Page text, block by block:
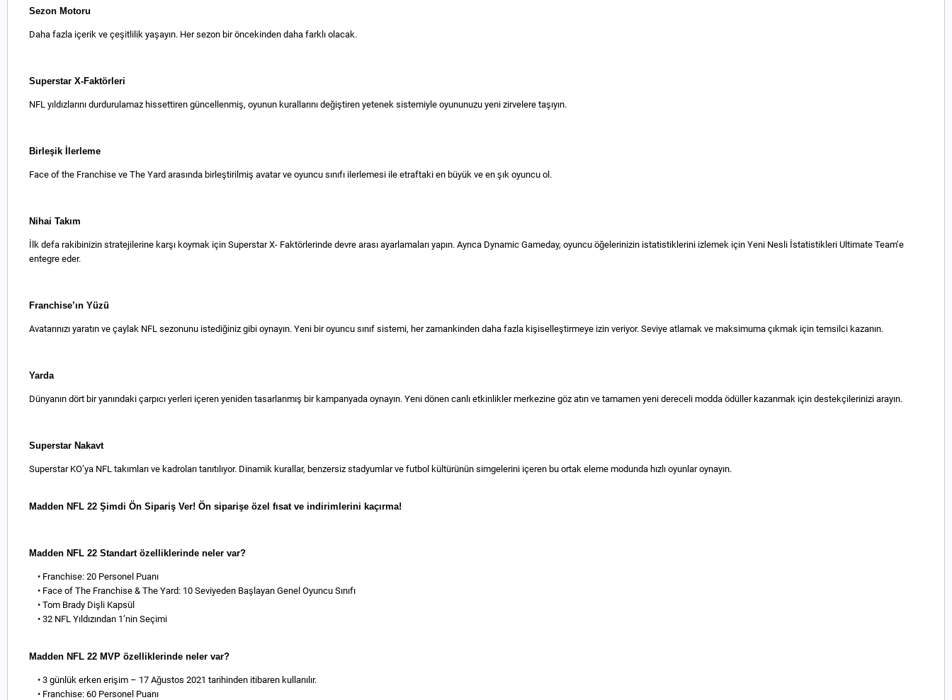
Sezon Motoru
Daha fazla içerik ve çeşitlilik yaşayın. Her sezon bir öncekinden daha farklı olacak.
Superstar X-Faktörleri
NFL yıldızlarını durdurulamaz hissettiren güncellenmiş, oyunun kurallarını değiştiren yetenek sistemiyle oyununuzu yeni zirvelere taşıyın.
Birleşik İlerleme
Face of the Franchise ve The Yard arasında birleştirilmiş avatar ve oyuncu sınıfı ilerlemesi ile etraftaki en büyük ve en şık oyuncu ol.
Nihai Takım
İlk defa rakibinizin stratejilerine karşı koymak için Superstar X- Faktörlerinde devre arası ayarlamaları yapın. Ayrıca Dynamic Gameday, oyuncu öğelerinizin istatistiklerini izlemek için Yeni Nesli İstatistikleri Ultimate Team’e
entegre eder.
Franchise’ın Yüzü
Avatarınızı yaratın ve çaylak NFL sezonunu istediğiniz gibi oynayın. Yeni bir oyuncu sınıf sistemi, her zamankinden daha fazla kişiselleştirmeye izin veriyor. Seviye atlamak ve maksimuma çıkmak için temsilci kazanın.
Yarda
Dünyanın dört bir yanındaki çarpıcı yerleri içeren yeniden tasarlanmış bir kampanyada oynayın. Yeni dönen canlı etkinlikler merkezine göz atın ve tamamen yeni dereceli modda ödüller kazanmak için destekçilerinizi arayın.
Superstar Nakavt
Superstar KO’ya NFL takımları ve kadroları tanıtılıyor. Dinamik kurallar, benzersiz stadyumlar ve futbol kültürünün simgelerini içeren bu ortak eleme modunda hızlı oyunlar oynayın.
Madden NFL 22 Şimdi Ön Sipariş Ver! Ön siparişe özel fısat ve indirimlerini kaçırma!
Madden NFL 22 Standart özelliklerinde neler var?
• Franchise: 20 Personel Puanı
• Face of The Franchise & The Yard: 10 Seviyeden Başlayan Genel Oyuncu Sınıfı
• Tom Brady Dişli Kapsül
• 32 NFL Yıldızından 1’nin Seçimi
Madden NFL 22 MVP özelliklerinde neler var?
• 3 günlük erken erişim – 17 Ağustos 2021 tarihinden itibaren kullanılır.
• Franchise: 60 Personel Puanı